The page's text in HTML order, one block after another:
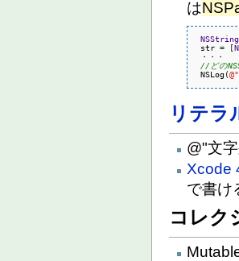
は
NSString
str = [
・・・
//どの
NSLog(@
リテラ
@"文
Xcode
で書け
コレク